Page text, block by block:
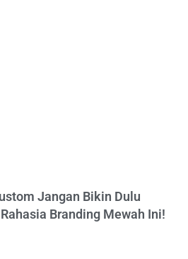
Jangan Bikin Dulu
Branding Mewah Ini!